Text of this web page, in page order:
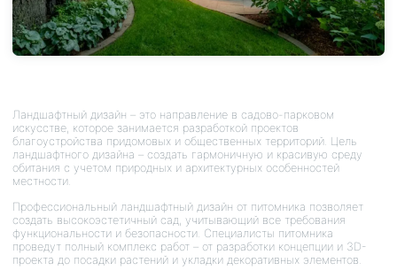
Ландшафтный дизайн – это направление в садово-парковом
искусстве, которое занимается разработкой проектов
благоустройства придомовых и общественных территорий. Цель
ландшафтного дизайна – создать гармоничную и красивую среду
обитания с учетом природных и архитектурных особенностей
местности.
Профессиональный ландшафтный дизайн от питомника позволяет
создать высокоэстетичный сад, учитывающий все требования
функциональности и безопасности. Специалисты питомника
проведут полный комплекс работ – от разработки концепции и 3D-
проекта до посадки растений и укладки декоративных элементов.